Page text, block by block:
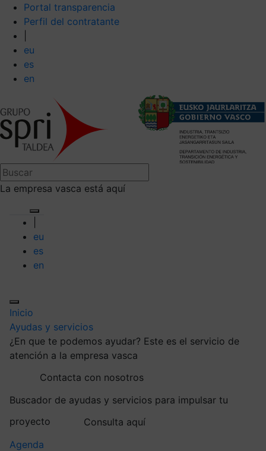
Portal transparencia
Perfil del contratante
eu
es
en
La empresa vasca está aquí
eu
es
en
Inicio
Ayudas y servicios
¿En que te podemos ayudar? Este es el servicio de
atención a la empresa vasca
Contacta con nosotros
Buscador de ayudas y servicios para impulsar tu
proyecto
Consulta aquí
Agenda